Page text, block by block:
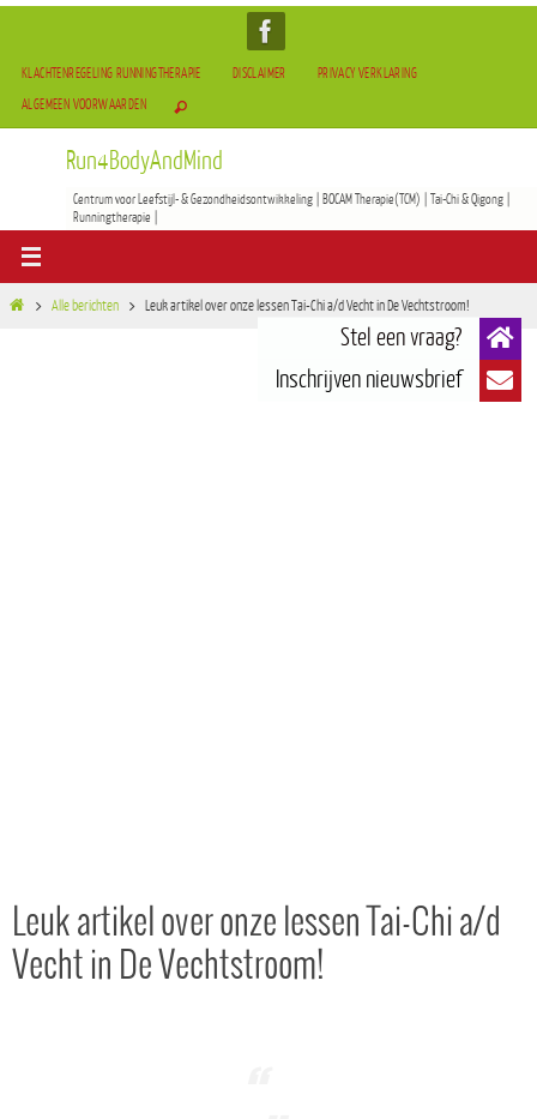
KLACHTENREGELING RUNNINGTHERAPIE DISCLAIMER
PRIVACY VERKLARING
ALGEMEEN VOORWAARDEN
Run4BodyAndMind
Centrum voor Leefstijl- & Gezondheidsontwikkeling | BOCAM Therapie(TCM) | Tai-Chi & Qigong |
Runningtherapie |
Alle berichten Leuk artikel over onze lessen Tai-Chi a/d Vecht in De Vechtstroom!
Leuk artikel over onze lessen Tai-Chi a/d
Vecht in De Vechtstroom!